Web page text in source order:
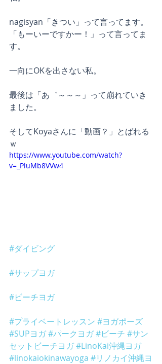
nagisyan「きつい」って言ってます。
「もーいーですかー！」って言ってま
す。
一向にOKを出さない私。
最後は「あ゛～～～」って崩れていき
ました。
そしてKoyaさんに「動画？」とばれる
ｗ
https://www.youtube.com/watch?
v=_PluMb8VVw4
#ダイビング
#サップヨガ
#ビーチヨガ
#プライベートレッスン #ヨガポーズ
#SUPヨガ#パークヨガ#ビーチ #サン
セットビーチヨガ#LinoKai沖縄ヨガ
#linokaiokinawayoga #リノカイ沖縄ヨ